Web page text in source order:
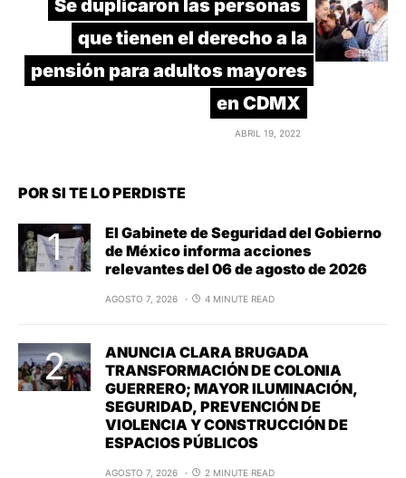
Se duplicaron las personas
que tienen el derecho a la
pensión para adultos mayores
en CDMX
ABRIL 19, 2022
POR SI TE LO PERDISTE
El Gabinete de Seguridad del Gobierno
de México informa acciones
relevantes del 06 de agosto de 2026
AGOSTO 7, 2026 4 MINUTE READ
ANUNCIA CLARA BRUGADA
TRANSFORMACIÓN DE COLONIA
GUERRERO; MAYOR ILUMINACIÓN,
SEGURIDAD, PREVENCIÓN DE
VIOLENCIA Y CONSTRUCCIÓN DE
ESPACIOS PÚBLICOS
AGOSTO 7, 2026 2 MINUTE READ